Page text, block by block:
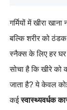
गर्मियों में खीरा
बल्कि शरीर को
स्नैक्स के लिए हर
सोचा है कि खीरे को
जाता है? ये केवल
कईस्वास्थ्यवर्धक